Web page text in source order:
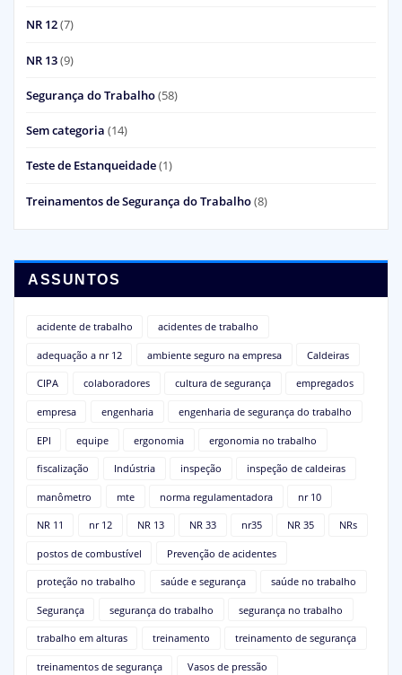
NR 12(7)
NR 13(9)
Segurança do Trabalho(58)
Sem categoria (14)
Teste de Estanqueidade(1)
Treinamentos de Segurança do Trabalho(8)
ASSUNTOS
acidente de trabalho acidentes de trabalho
adequação a nr 12 ambiente seguro na empresa Caldeiras
CIPA colaboradores cultura de segurança empregados
empresa engenharia engenharia de segurança do trabalho
EPI equipe ergonomia ergonomia no trabalho
fiscalização Indústria inspeção inspeção de caldeiras
manômetro mte norma regulamentadora nr 10
NR 11 nr 12 NR 13 NR 33 nr35 NR 35 NRs
postos de combustível Prevenção de acidentes
proteção no trabalho saúde e segurança saúde no trabalho
Segurança segurança do trabalho segurança no trabalho
trabalho em alturas treinamento treinamento de segurança
treinamentos de segurança Vasos de pressão